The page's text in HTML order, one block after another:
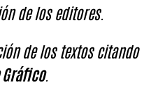
de los editores.
de los textos citando
Gráfico.